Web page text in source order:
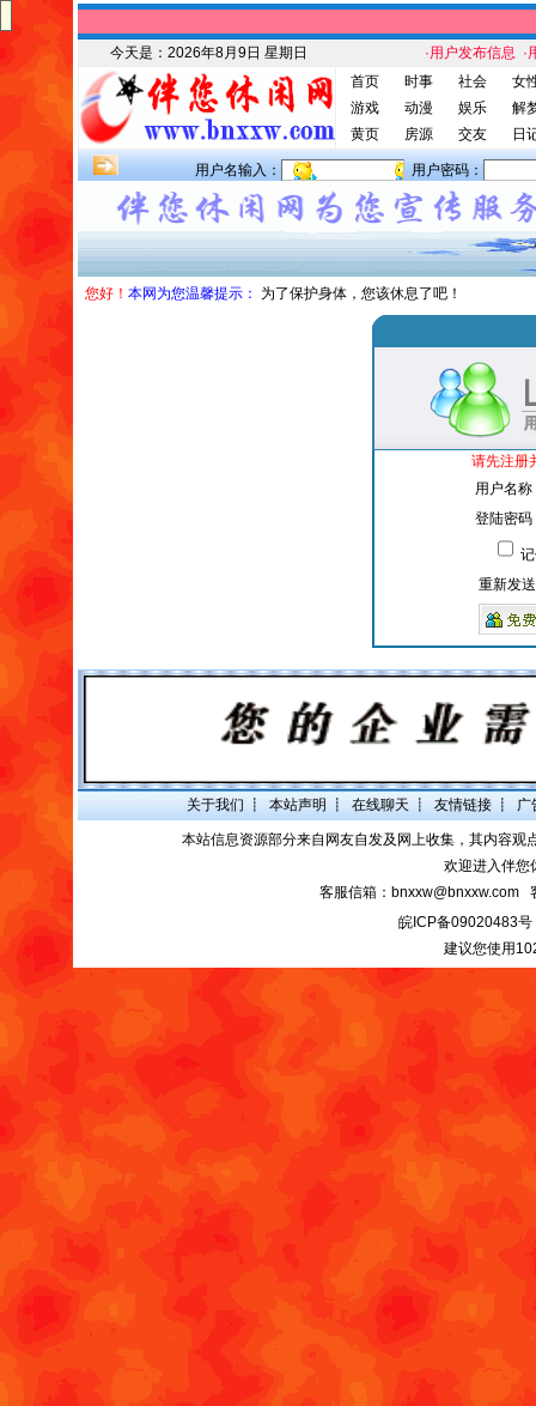
今天是： 2026年8月9日 星期日 ·用户发布信息 ·
首页
时事 社会
女
游戏
动漫 娱乐
解
黄页
房源 交友 日
用户名输入： 用户密码：
您好！ 本网为您温馨提示： 为了保护身体，您该休息了吧！
请先注册
用户名
登陆密
重新发
关于我们 ┋ 本站声明 ┋ 在线聊天 ┋ 友情链接 ┋ 广
本站信息资源部分来自网友自发及网上收集，其内容
欢迎进入伴您
客服信箱：bnxxw@bnxxw.com
皖ICP备09020483号
建议您使用